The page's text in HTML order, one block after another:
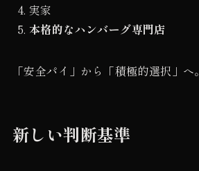
実家
本格的なハンバーグ専門店
「安全パイ」から「積極的選択」へ。
新しい判断基準